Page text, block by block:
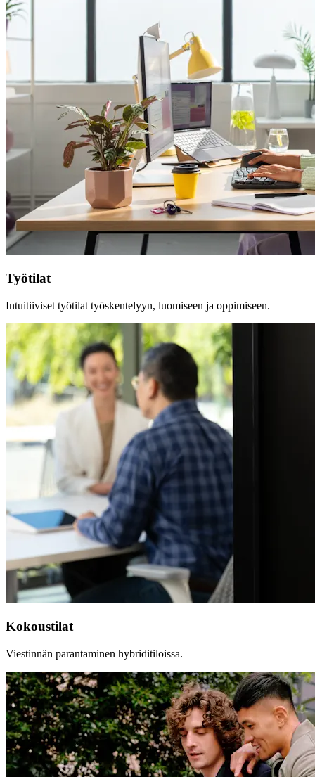
Työtilat
Intuitiiviset työtilat työskentelyyn, luomiseen ja oppimiseen.
Kokoustilat
Viestinnän parantaminen hybriditiloissa.